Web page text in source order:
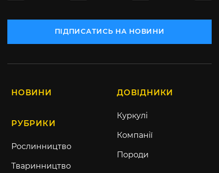
ПІДПИСАТИСЬ НА НОВИНИ
НОВИНИ
РУБРИКИ
Рослинництво
Тваринництво
ДОВІДНИКИ
Куркулі
Компанії
Породи